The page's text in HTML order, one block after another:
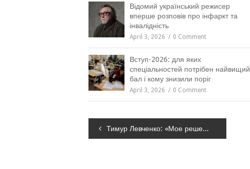
Відомий український режисер
вперше розповів про інфаркт та
інвалідність
April 3, 2026 0 Comment
Вступ-2026: для яких
спеціальностей потрібен найвищий
бал і кому знизили поріг
April 3, 2026 0 Comment
Навігація
Тимур Левченко: «Мое решение быть в команде партии «Бджола» основано на желании менять город к лучшему»